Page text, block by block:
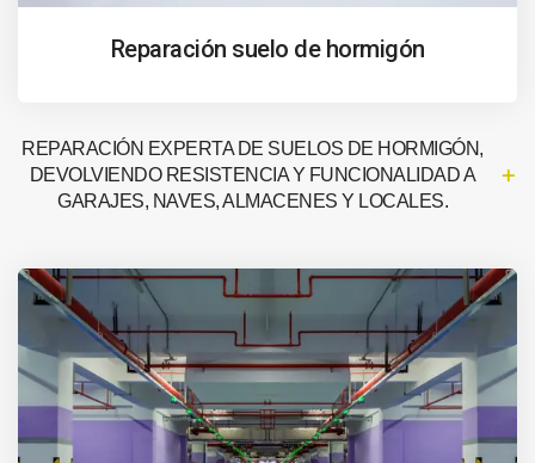
Reparación suelo de hormigón
REPARACIÓN EXPERTA DE SUELOS DE HORMIGÓN,
DEVOLVIENDO RESISTENCIA Y FUNCIONALIDAD A
GARAJES, NAVES, ALMACENES Y LOCALES.